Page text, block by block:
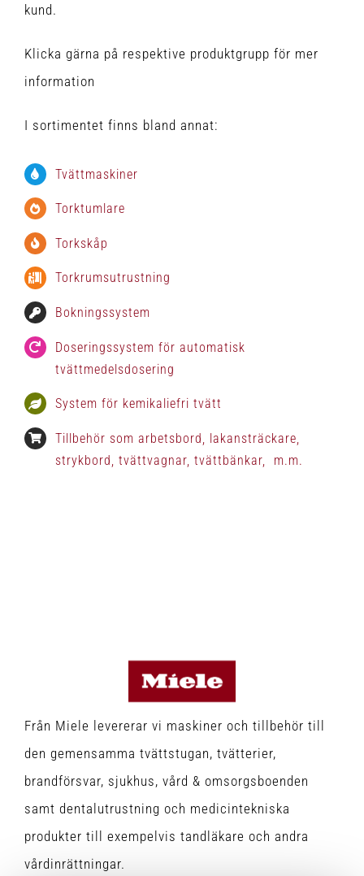
kund.
Klicka gärna på respektive produktgrupp för mer
information
I sortimentet finns bland annat:
Tvättmaskiner
Torktumlare
Torkskåp
Torkrumsutrustning
Bokningssystem
Doseringssystem för automatisk
tvättmedelsdosering
System för kemikaliefri tvätt
Tillbehör som arbetsbord, lakansträckare,
strykbord, tvättvagnar, tvättbänkar, m.m.
Från Miele levererar vi maskiner och tillbehör till
den gemensamma tvättstugan, tvätterier,
brandförsvar, sjukhus, vård & omsorgsboenden
samt dentalutrustning och medicintekniska
produkter till exempelvis tandläkare och andra
vårdinrättningar.